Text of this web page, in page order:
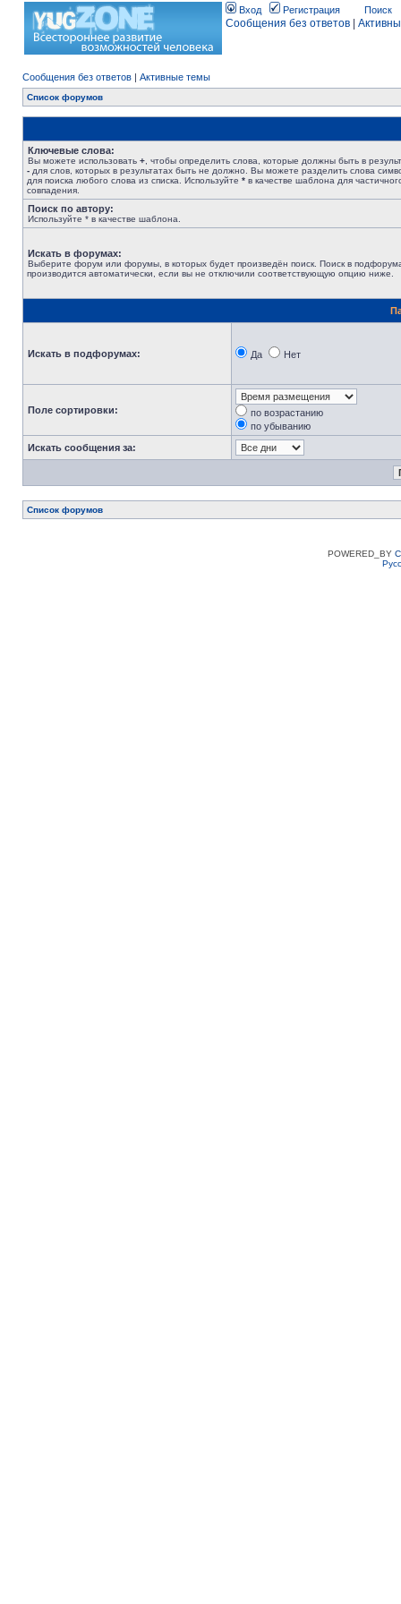
Вход Регистрация Поиск
Сообщения без ответов
Сообщения без ответов | Активные темы
Список форумов
Ключевые слова:
Вы можете использовать + , чтобы определить слова, которые должны быть в
- для слов, которых в результатах быть не должно. Вы можете разделить слова
для поиска любого слова из списка. Используйте * в качестве шаблона для
совпадения.
Поиск по автору:
Используйте * в качестве шаблона.
Искать в форумах:
Выберите форум или форумы, в которых будет произведён поиск. Поиск в
производится автоматически, если вы не отключили соответствующую опцию ниже.
Искать в подфорумах: Да Нет
Поле сортировки:
по возрастанию
по убыванию
Искать сообщения за:
Список форумов
POWERED_BY